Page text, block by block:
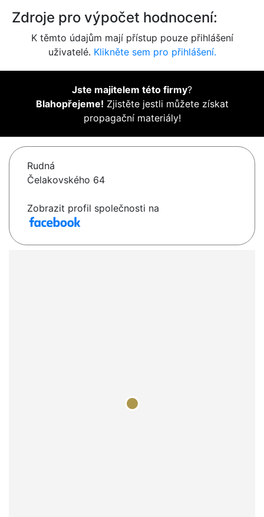
Zdroje pro výpočet hodnocení:
K těmto údajům mají přístup pouze přihlášení
uživatelé. Klikněte sem pro přihlášení.
Jste majitelem této firmy?
Blahopřejeme! Zjistěte jestli můžete získat
propagační materiály!
Rudná
Čelakovského 64
Zobrazit profil společnosti na